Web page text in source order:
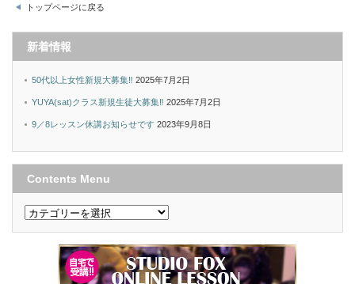
トップページに戻る
新着情報
50代以上女性新規大募集‼︎ 2025年7月2日
YUYA(sat)クラス新規生徒大募集‼︎ 2025年7月2日
9／8レッスン休講お知らせです 2023年9月8日
Contents Menu
Contents
Menu